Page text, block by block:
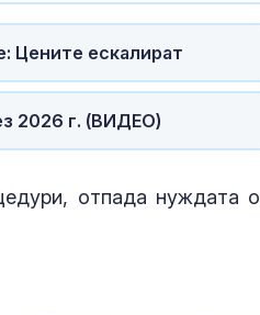
Цените ескалират
2026 г. (ВИДЕО)
отпада нуждата